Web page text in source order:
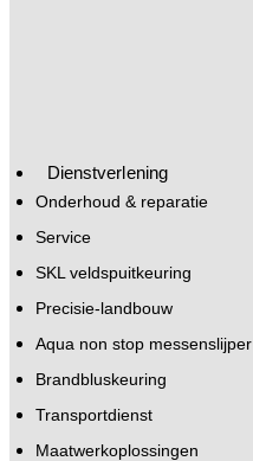
Dienstverlening
Onderhoud & reparatie
Service
SKL veldspuitkeuring
Precisie-landbouw
Aqua non stop messenslijper
Brandbluskeuring
Transportdienst
Maatwerkoplossingen